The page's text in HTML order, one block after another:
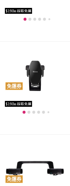
免運券
免運券